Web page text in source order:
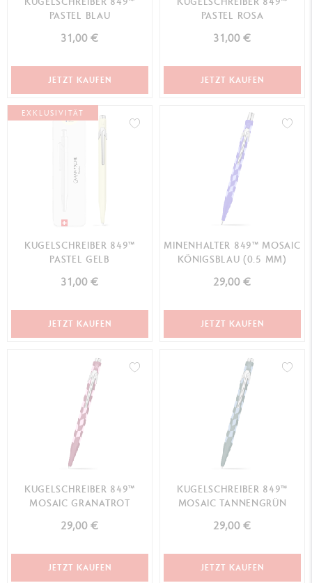
PASTEL BLAU
31,00 €
JETZT KAUFEN
PASTEL ROSA
31,00 €
JETZT KAUFEN
EXKLUSIVITÄT
KUGELSCHREIBER 849™
PASTEL GELB
31,00 €
JETZT KAUFEN
MINENHALTER 849™ MOSAIC
KÖNIGSBLAU (0.5 MM)
29,00 €
JETZT KAUFEN
KUGELSCHREIBER 849™
MOSAIC GRANATROT
29,00 €
JETZT KAUFEN
KUGELSCHREIBER 849™
MOSAIC TANNENGRÜN
29,00 €
JETZT KAUFEN